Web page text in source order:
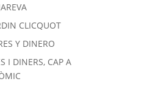
CLICQUOT
Y DINERO
I DINERS, CAP A